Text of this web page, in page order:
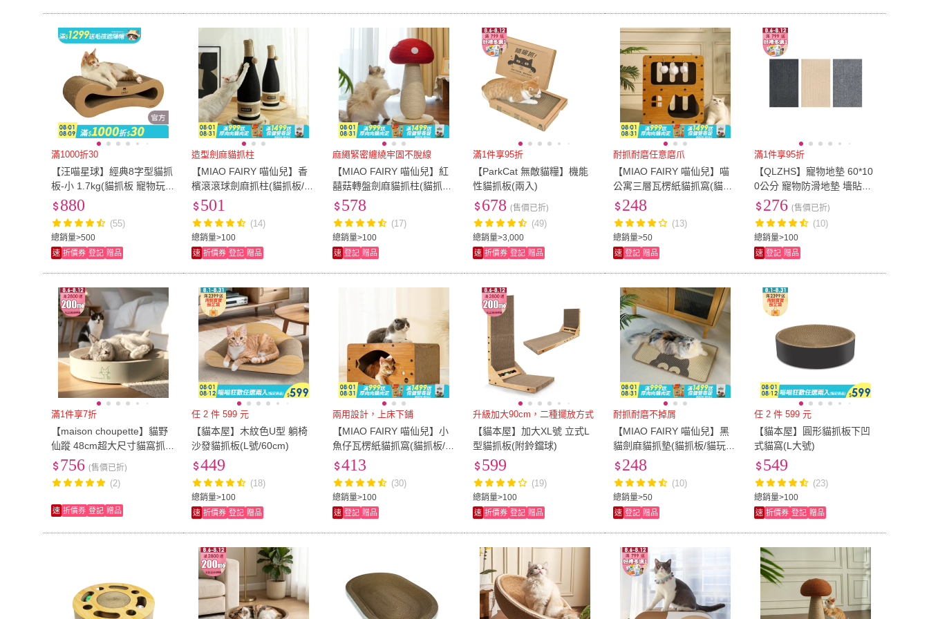
滿1000折30
【汪喵星球】經典8字型貓抓
板-小 1.7kg(貓抓板 寵物玩
具)
總銷量>500
880
(55)
速 折價券 登記 贈品
造型劍麻貓抓柱
【MIAO FAIRY 喵仙兒】香
檳滾滾球劍麻抓柱(貓抓板/貓
玩具)
總銷量>100
501
(14)
速 折價券 登記 贈品
麻繩緊密纏繞牢固不脫線
【MIAO FAIRY 喵仙兒】紅
囍菇轉盤劍麻貓抓柱(貓抓板/
貓玩具)
總銷量>100
578
(17)
速 登記 贈品
滿1件享95折
【ParkCat 無敵貓糧】機能
性貓抓板(兩入)
總銷量>3,000
678 (售價已折)
(49)
速 折價券 登記 贈品
耐抓耐磨任意磨爪
【MIAO FAIRY 喵仙兒】喵
公寓三層瓦楞紙貓抓窩(貓抓
板/貓玩具)
總銷量>50
248
(13)
速 登記 贈品
滿1件享95折
【QLZHS】寵物地墊 60*10
0公分 寵物防滑地墊 墻貼貓
抓墊 貓爬貼 貓抓板 沙發防
抓貼(耐抓不掉屑)
總銷量>100
276 (售價已折)
(10)
速 登記 贈品
滿1件享7折
【maison choupette】貓野
仙蹤 48cm超大尺寸貓窩抓板
_圓款森林系列_牛皮瓦楞紙
756 (售價已折)
(2)
速 折價券 登記 贈品
任 2 件 599 元
【貓本屋】木紋色U型 躺椅
沙發貓抓板(L號/60cm)
總銷量>100
449
(18)
速 折價券 登記 贈品
兩用設計，上床下鋪
【MIAO FAIRY 喵仙兒】小
魚仔瓦楞紙貓抓窩(貓抓板/貓
玩具)
總銷量>100
413
(30)
速 登記 贈品
升級加大90cm，二種擺放方式
【貓本屋】加大XL號 立式L
型貓抓板(附鈴鐺球)
總銷量>100
599
(19)
速 折價券 登記 贈品
耐抓耐磨不掉屑
【MIAO FAIRY 喵仙兒】黑
貓劍麻貓抓墊(貓抓板/貓玩
具)
總銷量>50
248
(10)
速 登記 贈品
任 2 件 599 元
【貓本屋】圓形貓抓板下凹
式貓窩(L大號)
總銷量>100
549
(23)
速 折價券 登記 贈品